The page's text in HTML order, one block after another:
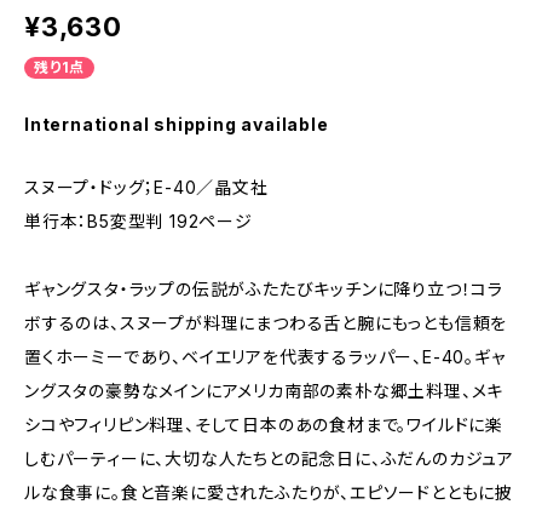
¥3,630
残り1点
International shipping available
スヌープ・ドッグ；E-40／晶文社
単行本：B5変型判 192ページ
ギャングスタ・ラップの伝説がふたたびキッチンに降り立つ！コラ
ボするのは、スヌープが料理にまつわる舌と腕にもっとも信頼を
置くホーミーであり、ベイエリアを代表するラッパー、E-40。ギャ
ングスタの豪勢なメインにアメリカ南部の素朴な郷土料理、メキ
シコやフィリピン料理、そして日本のあの食材まで。ワイルドに楽
しむパーティーに、大切な人たちとの記念日に、ふだんのカジュア
ルな食事に。食と音楽に愛されたふたりが、エピソードとともに披